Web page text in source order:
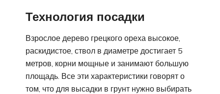
Технология посадки
Взрослое дерево грецкого ореха высокое,
раскидистое, ствол в диаметре достигает 5
метров, корни мощные и занимают большую
площадь. Все эти характеристики говорят о
том, что для высадки в грунт нужно выбирать